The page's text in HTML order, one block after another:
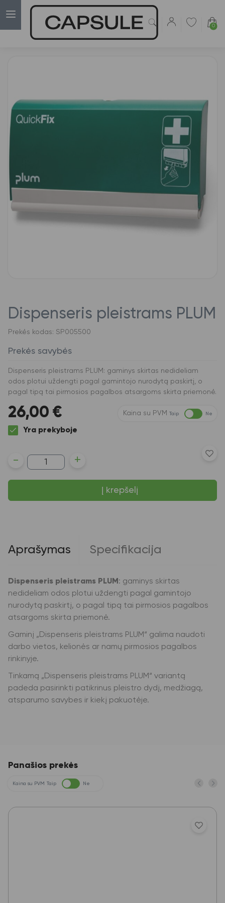
0
Dispenseris pleistrams PLUM
Prekės kodas: SP005500
Prekės savybės
Dispenseris pleistrams PLUM: gaminys skirtas nedideliam
odos plotui uždengti pagal gamintojo nurodytą paskirtį, o
pagal tipą tai pirmosios pagalbos atsargoms skirta priemonė.
26,00 € Kaina su PVM Taip Ne
Yra prekyboje
produkto
kiekis:
Dispenseris
pleistrams
- +
Į krepšelį
Aprašymas Specifikacija
Dispenseris pleistrams PLUM: gaminys skirtas
nedideliam odos plotui uždengti pagal gamintojo
nurodytą paskirtį, o pagal tipą tai pirmosios pagalbos
atsargoms skirta priemonė.
Gaminį „Dispenseris pleistrams PLUM“ galima naudoti
darbo vietos, kelionės ar namų pirmosios pagalbos
rinkinyje.
Tinkamą „Dispenseris pleistrams PLUM“ variantą
padeda pasirinkti patikrinus pleistro dydį, medžiagą,
atsparumo savybes ir kiekį pakuotėje.
Panašios prekės
Kaina su PVM Taip Ne